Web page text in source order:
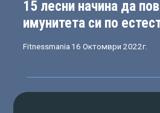
15 лесни начина да
имунитета си по
Fitnessmania 16 Октомври 2022г.